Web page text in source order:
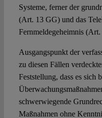
Systeme, ferner der
(Art. 13 GG) und das
Fernmeldegeheimnis
Ausgangspunkt der
zu diesen Fällen
Feststellung, dass es sich
schwerwiegende
Maßnahmen ohne